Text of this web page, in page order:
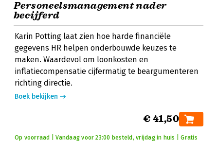
Personeelsmanagement nader
becijferd
Karin Potting laat zien hoe harde financiële
gegevens HR helpen onderbouwde keuzes te
maken. Waardevol om loonkosten en
inflatiecompensatie cijfermatig te beargumenteren
richting directie.
Boek bekijken
€ 41,50
Op voorraad | Vandaag voor 23:00 besteld, vrijdag in huis | Gratis